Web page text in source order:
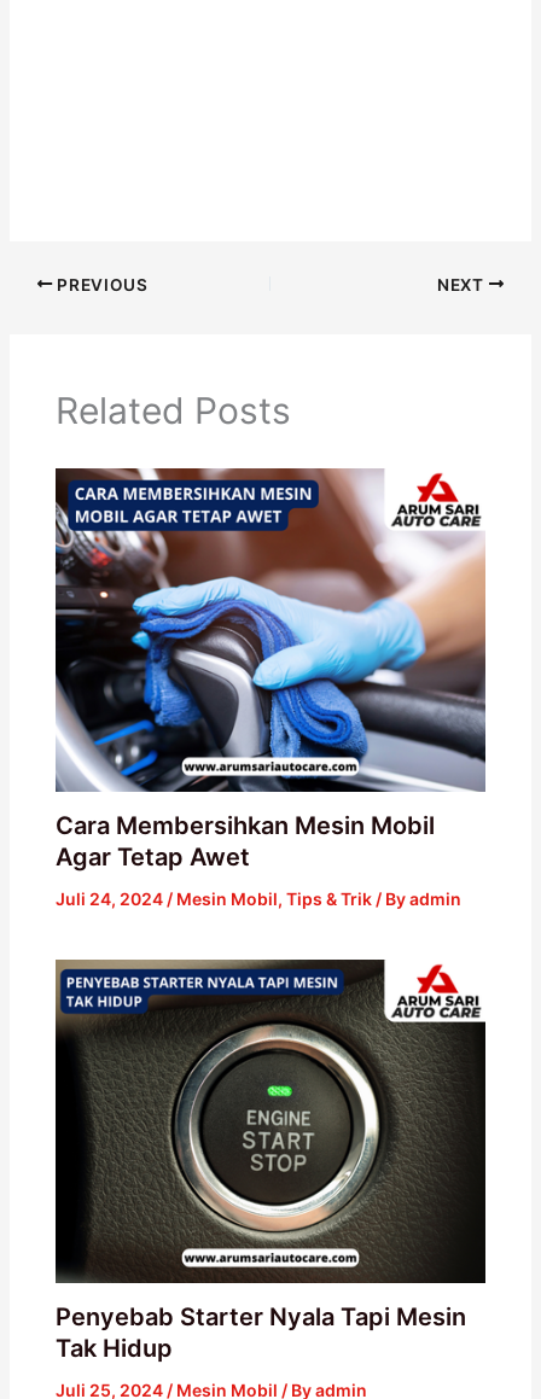
PREVIOUS NEXT
Related Posts
Cara Membersihkan Mesin Mobil
Agar Tetap Awet
Juli 24, 2024 / Mesin Mobil, Tips & Trik/ Byadmin
Penyebab Starter Nyala Tapi Mesin
Tak Hidup
Juli 25, 2024 / Mesin Mobil / Byadmin